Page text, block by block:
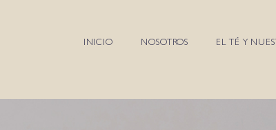
INICIO NOSOTROS EL TÉ Y